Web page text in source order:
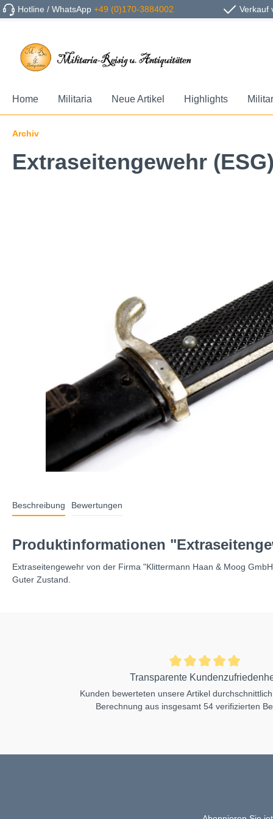
Hotline / WhatsApp+49 (0)170-3884002 Verkauf
Home Militaria Neue Artikel Highlights
Archiv
Extraseitengewehr
Beschreibung Bewertungen
Produktinformationen
Extraseitengewehr von der Firma "Klittermann Haan & Moog
Guter Zustand.
Transparente
Kunden bewerteten unsere Artikel
Berechnung aus insgesamt 54 verifizierten